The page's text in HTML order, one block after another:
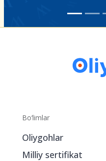
Bo‘limlar
Oliygohlar
Milliy sertifikat